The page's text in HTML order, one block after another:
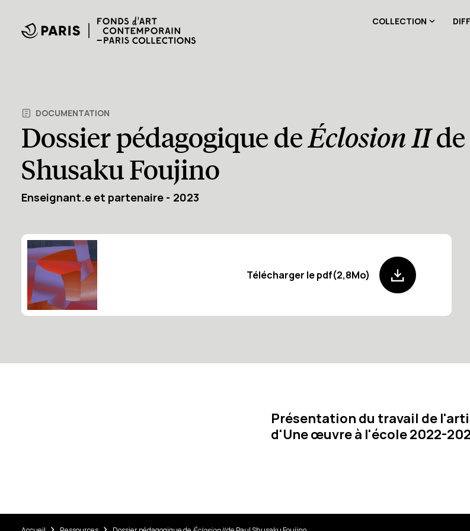
COLLECTION
DOCUMENTATION
Dossier pédagogique deÉclosion IIde
Shusaku Foujino
Enseignant.e et partenaire 2023
Télécharger le pdf(2,8Mo)
Présentation du travail de
d'Une œuvre à l'école 2022-